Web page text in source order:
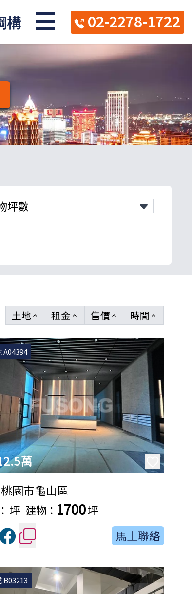
構 02-2278-1722
土地 keyboard_arrow_up 租金 keyboard_arrow_up 售價 keyboard_arrow_up 時間 keyboard_arrow_up
A04394
萬
桃園市龜山區
坪 建物： 1700坪
馬上聯絡
B03213